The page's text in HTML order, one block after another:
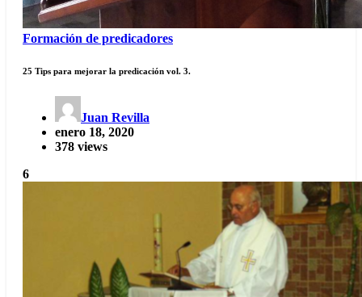
Formación de predicadores
25 Tips para mejorar la predicación vol. 3.
Juan Revilla
enero 18, 2020
378 views
6